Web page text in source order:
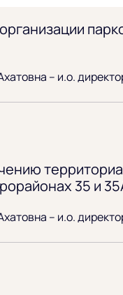
– и.о.
35 и
– и.о.